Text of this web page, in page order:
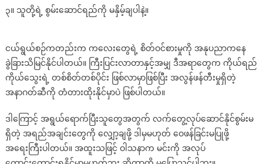
၃။ သူတို့ရဲ့ စွမ်းဆောင်ရည်ကို မနှိမ့်ချပါနဲ့။
ငယ်ရွယ်စဉ်ကတည်းက ကလေးတွေရဲ့ စိတ်ဝင်စားမှုကို အနုပညာကနေ
ခွဲခြားသိမြင်နိုင်ပါတယ်။ ကြီးပြင်းလာတာနှင့်အမျှ ဒီအရာတွေက ကိုယ်ရည်
ကိုယ်သွေးရဲ့ တစ်စိတ်တစ်ပိုင်း ဖြစ်လာမှာဖြစ်ပြီး အလွန်ဖန်တီးမှုရှိတဲ့
အနာဂတ်ဆီကို တံတားထိုးနိုင်မှာပဲ ဖြစ်ပါတယ်။
ဒါကြောင့် အရွယ်ရောက်ပြီးသူတွေအတွက် လက်တွေ့လုပ်ဆောင်နိုင်စွမ်းမ
ရှိတဲ့ အရည်အချင်းတွေကို လျှော့ချဖို့ ဒါမှမဟုတ် ဝေဖန်ခြင်းမပြုဖို့
အရေးကြီးပါတယ်။ အထူးသဖြင့် ဝါသနာက မင်းကို အလုပ်